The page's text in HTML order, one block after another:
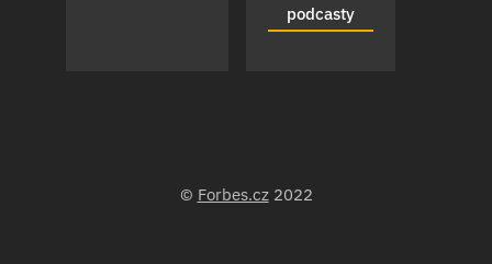
podcasty
© Forbes.cz2022